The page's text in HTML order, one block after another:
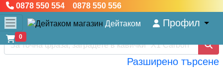
0878 550 554 0878 550 556
Дейтаком Профил
0
Разширено търсене